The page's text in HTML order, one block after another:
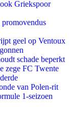
Griekspoor
promovendus
geel op Ventoux
schade beperkt
zege FC Twente
van Polen-rit
1-seizoen